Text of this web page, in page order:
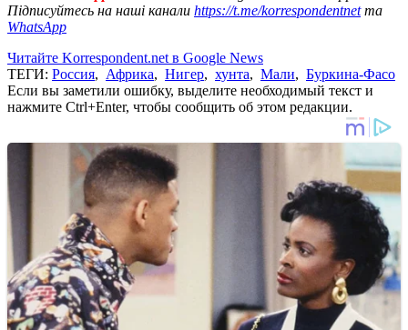
Підписуйтесь на наші канали https://t.me/korrespondentnetта
WhatsApp
Читайте Korrespondent.net в Google News
ТЕГИ: Россия, Африка, Нигер, хунта, Мали, Буркина-Фасо
Если вы заметили ошибку, выделите необходимый текст и
нажмите Ctrl+Enter, чтобы сообщить об этом редакции.